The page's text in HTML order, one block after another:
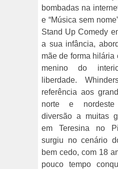
bombadas na
e “Música sem
Stand Up Comedy
a sua infância,
mãe de forma hilária
menino do
liberdade.
referência aos
norte e nordeste
diversão a muitas
em Teresina no
surgiu no cenário
bem cedo, com 18
pouco tempo